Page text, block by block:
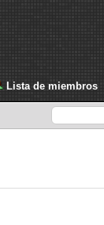
Lista de miembros